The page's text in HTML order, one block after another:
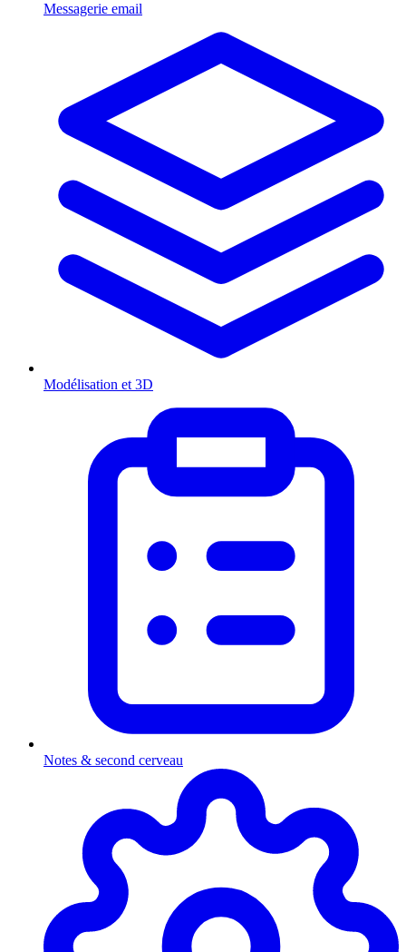
Messagerie email
Modélisation et 3D
Notes & second cerveau